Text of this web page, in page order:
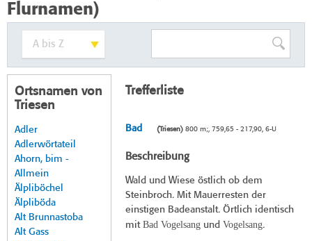
Flurnamen)
Ortsnamen von
Triesen
Adler
Adlerwörtateil
Ahorn, bim -
Allmein
Älpliböchel
Älpliböda
Alt Brunnastoba
Alt Gass
Trefferliste
Bad (Triesen)800 m;, 759,65 - 217,90, 6-U
Beschreibung
Wald und Wiese östlich ob dem
Steinbroch. Mit Mauerresten der
einstigen Badeanstalt. Örtlich identisch
mit Bad Vogelsangund Vogelsang.